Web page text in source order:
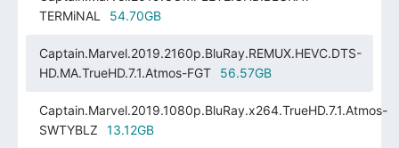
TERMiNAL
54.70GB
Captain.Marvel.2019.2160p.BluRay.REMUX.HEVC.DTS-
HD.MA.TrueHD.7.1.Atmos-FGT
56.57GB
Captain.Marvel.2019.1080p.BluRay.x264.TrueHD.7.1.Atmos-
SWTYBLZ
13.12GB